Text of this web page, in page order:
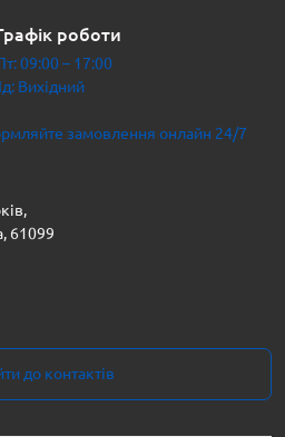
роботи
09:00 – 17:00
Вихідний
замовлення онлайн 24/7
61099
до контактів